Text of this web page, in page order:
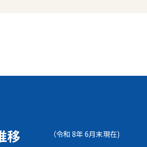
移 （令和 8年 6月末現在)